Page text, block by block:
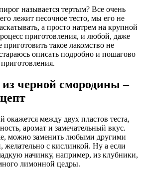
называется тертым? Все очень
лежит песочное тесто, мы его не
а просто натрем на крупной
приготовления, и любой, даже
такое лакомство не
описать подробно и пошагово
черной смородины –
между двух пластов теста,
аромат и замечательный вкус.
можно заменить любыми другими
желательно с кислинкой. Ну а если
начинку, например, из клубники,
лимонной цедры.